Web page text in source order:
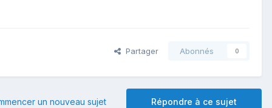
Partager Abonnés 0
Répondre à ce sujet
un nouveau sujet